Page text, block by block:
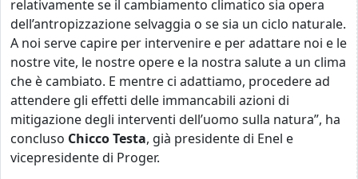
relativamente se il cambiamento climatico sia opera
dell’antropizzazione selvaggia o se sia un ciclo naturale.
A noi serve capire per intervenire e per adattare noi e le
nostre vite, le nostre opere e la nostra salute a un clima
che è cambiato. E mentre ci adattiamo, procedere ad
attendere gli effetti delle immancabili azioni di
mitigazione degli interventi dell’uomo sulla natura”, ha
concluso ChiccoTesta, già presidente di Enel e
vicepresidente di Proger.